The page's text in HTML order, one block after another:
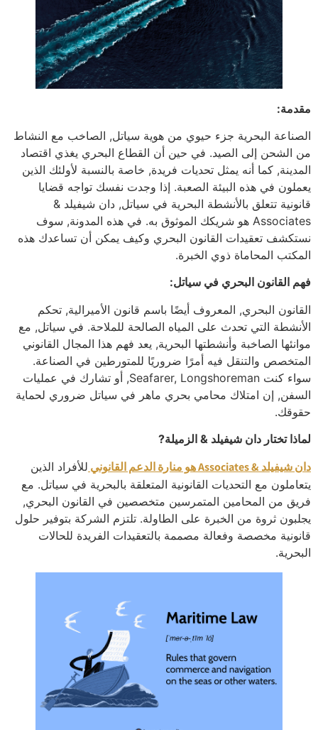
مقدمة:
الصناعة البحرية جزء حيوي من هوية سياتل, الصاخب مع النشاط
من الشحن إلى الصيد. في حين أن القطاع البحري يغذي اقتصاد
المدينة, كما أنه يمثل تحديات فريدة, خاصة بالنسبة لأولئك الذين
يعملون في هذه البيئة الصعبة. إذا وجدت نفسك تواجه قضايا
قانونية تتعلق بالأنشطة البحرية في سياتل, دان شيفيلد &
Associates هو شريكك الموثوق به. في هذه المدونة, سوف
نستكشف تعقيدات القانون البحري وكيف يمكن أن تساعدك هذه
المكتب المحاماة ذوي الخبرة.
فهم القانون البحري في سياتل:
القانون البحري, المعروف أيضًا باسم قانون الأميرالية, تحكم
الأنشطة التي تحدث على المياه الصالحة للملاحة. في سياتل, مع
موانئها الصاخبة وأنشطتها البحرية, يعد فهم هذا المجال القانوني
المتخصص والتنقل فيه أمرًا ضروريًا للمتورطين في الصناعة.
سواء كنت Seafarer, Longshoreman, أو تشارك في عمليات
السفن, إن امتلاك محامي بحري ماهر في سياتل ضروري لحماية
حقوقك.
لماذا تختار دان شيفيلد & الزميلة?
دان شيفيلد & Associates هو منارة الدعم القانوني
للأفراد الذين
يتعاملون مع التحديات القانونية المتعلقة بالبحرية في سياتل. مع
فريق من المحامين المتمرسين متخصصين في القانون البحري,
يجلبون ثروة من الخبرة على الطاولة. تلتزم الشركة بتوفير حلول
قانونية مخصصة وفعالة مصممة بالتعقيدات الفريدة للحالات
البحرية.